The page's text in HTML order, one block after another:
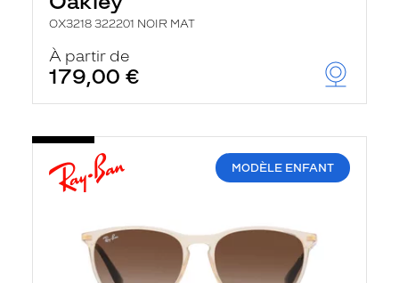
OX3218 322201 NOIR MAT
À partir de
179,00 €
MODÈLE ENFANT